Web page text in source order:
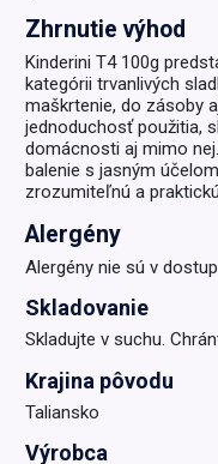
Zhrnutie výhod
Kinderini T4 100g
kategórii trvanlivých
maškrtenie, do zásoby
jednoduchosť použitia,
domácnosti aj mimo
balenie s jasným
zrozumiteľnú a
Alergény
Alergény nie sú v
Skladovanie
Skladujte v suchu.
Krajina pôvodu
Taliansko
Výrobca